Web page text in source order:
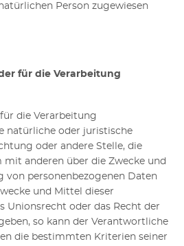
Person zugewiesen
für die Verarbeitung
die Verarbeitung
natürliche oder juristische
oder andere Stelle, die
mit anderen über die Zwecke und
von personenbezogenen Daten
und Mittel dieser
Unionsrecht oder das Recht der
so kann der Verantwortliche
die bestimmten Kriterien seiner